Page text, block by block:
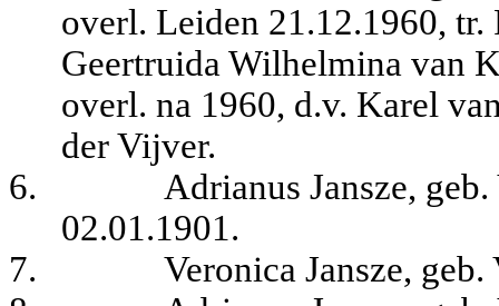
overl. Leiden 21.12.1960,
Geertruida Wilhelmina van
overl. na 1960, d.v. Karel
der Vijver.
6.
Adrianus Jansze,
02.01.1901.
7.
Veronica Jansze,